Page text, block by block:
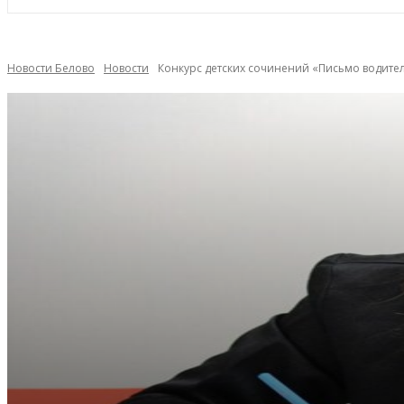
Новости Белово Новости Конкурс детских сочинений «Письмо